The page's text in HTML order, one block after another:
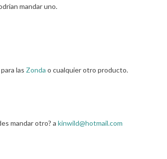
mandar uno.
las Zonda o cualquier otro producto.
mandar otro? a kinwild@hotmail.com